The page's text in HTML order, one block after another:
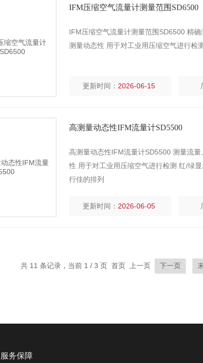
IFM压缩空气流量计测量范围SD6500
IFM压缩空气流量计测量范围SD6500 精
测量动态性 用于对工业用压缩空气进行检
更新时间： 2026-06-15
高测量动态性IFM流量计SD5500
高测量动态性IFM流量计SD5500 测量流
性 用于对工业用压缩空气进行检测 红/绿
行佳的排列
更新时间： 2026-06-05
共 11 条记录，当前 1 / 3 页 首页 上一页 下一页
服务保障